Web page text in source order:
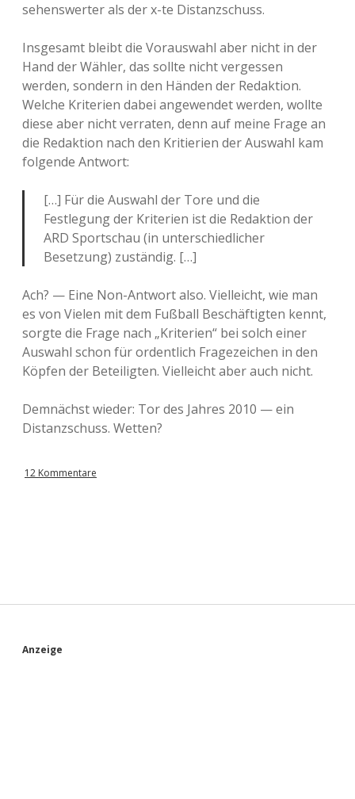
sehenswerter als der x-te Distanzschuss.
Insgesamt bleibt die Vorauswahl aber nicht in der
Hand der Wähler, das sollte nicht vergessen
werden, sondern in den Händen der Redaktion.
Welche Kriterien dabei angewendet werden, wollte
diese aber nicht verraten, denn auf meine Frage an
die Redaktion nach den Kritierien der Auswahl kam
folgende Antwort:
[…] Für die Auswahl der Tore und die
Festlegung der Kriterien ist die Redaktion der
ARD Sportschau (in unterschiedlicher
Besetzung) zuständig. […]
Ach? — Eine Non-Antwort also. Vielleicht, wie man
es von Vielen mit dem Fußball Beschäftigten kennt,
sorgte die Frage nach „Kriterien“ bei solch einer
Auswahl schon für ordentlich Fragezeichen in den
Köpfen der Beteiligten. Vielleicht aber auch nicht.
Demnächst wieder: Tor des Jahres 2010 — ein
Distanzschuss. Wetten?
12 Kommentare
S
Anzeige